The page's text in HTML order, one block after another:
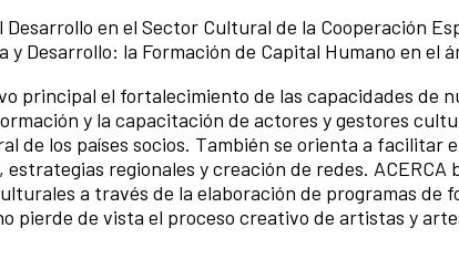
en el Sector Cultural de la Cooperación
Desarrollo: la Formación de Capital Humano en el
principal el fortalecimiento de las capacidades de
y la capacitación de actores y gestores
de los países socios. También se orienta a facilitar
regionales y creación de redes.
a través de la elaboración de programas de
pierde de vista el proceso creativo de artistas y